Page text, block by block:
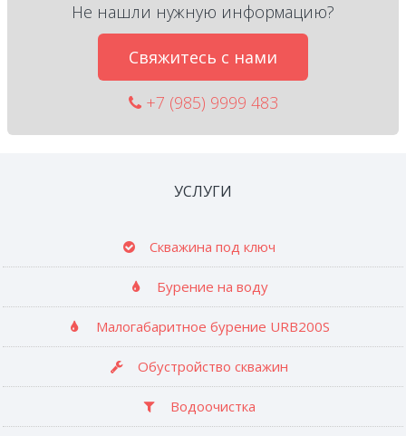
Не нашли нужную информацию?
Свяжитесь с нами
+7 (985) 9999 483
УСЛУГИ
Скважина под ключ
Бурение на воду
Малогабаритное бурение URB200S
Обустройство скважин
Водоочистка